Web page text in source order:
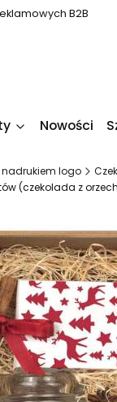
B2B
Nowości
nadrukiem logo
(czekolada z